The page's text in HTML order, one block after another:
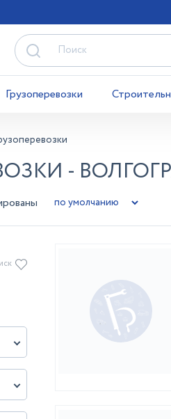
Грузоперевозки
-